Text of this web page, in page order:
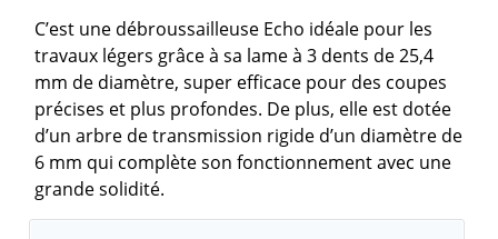
C’est une débroussailleuse Echo idéale pour les
travaux légers grâce à sa lame à 3 dents de 25,4
mm de diamètre, super efficace pour des coupes
précises et plus profondes. De plus, elle est dotée
d’un arbre de transmission rigide d’un diamètre de
6 mm qui complète son fonctionnement avec une
grande solidité.